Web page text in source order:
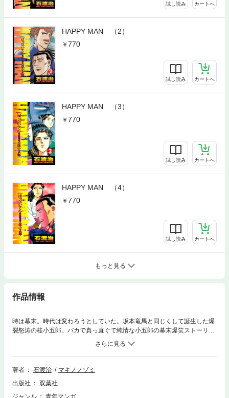
試し読み カートへ
HAPPY MAN （2）
770
試し読み カートへ
HAPPY MAN （3）
770
試し読み カートへ
HAPPY MAN （4）
770
試し読み カートへ
もっと見る
作品情報
時は幕末。時代は変わろうとしていた。坂本竜馬と同じくして誕生した爆
裂怒涛の桂小五郎。バカで真っ直ぐで純情な小五郎の幕末爆笑ストーリ
ー！幕末過激派筆頭 長州藩 桂小五郎の通るところ敵なし！？
著者 石渡治
マキノノゾミ
出版社
双葉社